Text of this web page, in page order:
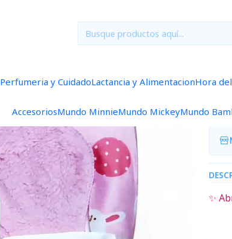
Perfumeria y CuidadoLactancia y AlimentacionHora
AccesoriosMundo MinnieMundo MickeyMundo
✨